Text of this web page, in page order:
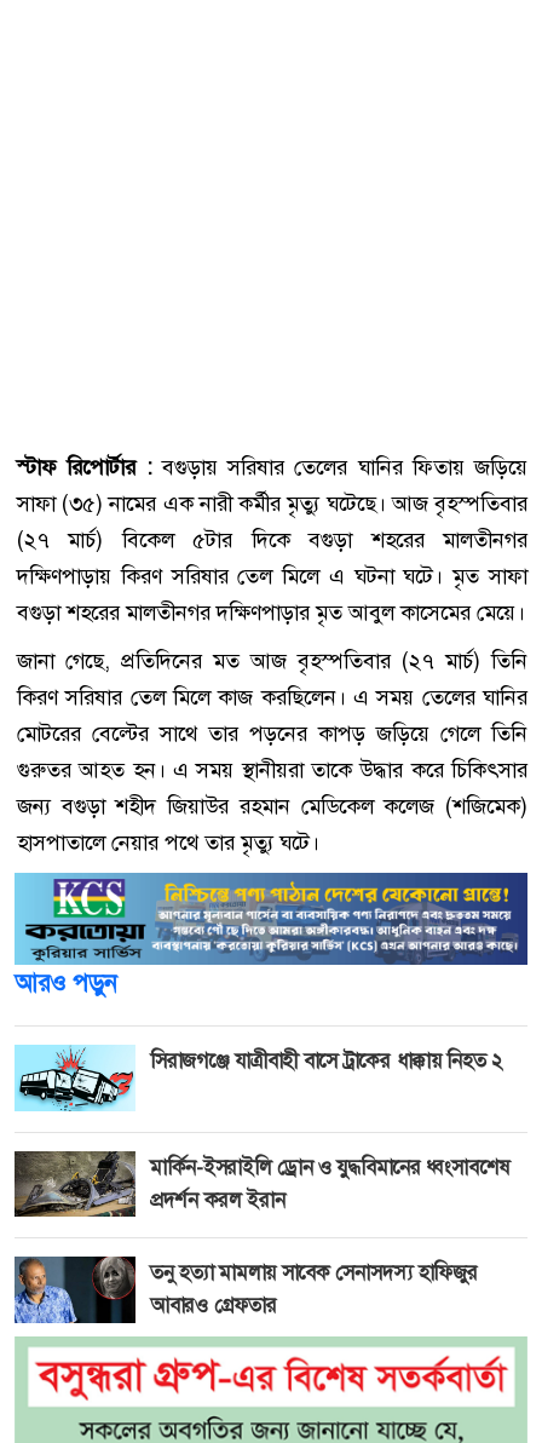
স্টাফ রিপোর্টার :বগুড়ায় সরিষার তেলের ঘানির ফিতায় জড়িয়ে
সাফা (৩৫) নামের এক নারী কর্মীর মৃত্যু ঘটেছে। আজ বৃহস্পতিবার
(২৭ মার্চ) বিকেল ৫টার দিকে বগুড়া শহরের মালতীনগর
দক্ষিণপাড়ায় কিরণ সরিষার তেল মিলে এ ঘটনা ঘটে। মৃত সাফা
বগুড়া শহরের মালতীনগর দক্ষিণপাড়ার মৃত আবুল কাসেমের মেয়ে।
জানা গেছে, প্রতিদিনের মত আজ বৃহস্পতিবার (২৭ মার্চ) তিনি
কিরণ সরিষার তেল মিলে কাজ করছিলেন। এ সময় তেলের ঘানির
মোটরের বেল্টের সাথে তার পড়নের কাপড় জড়িয়ে গেলে তিনি
গুরুতর আহত হন। এ সময় স্থানীয়রা তাকে উদ্ধার করে চিকিৎসার
জন্য বগুড়া শহীদ জিয়াউর রহমান মেডিকেল কলেজ (শজিমেক)
হাসপাতালে নেয়ার পথে তার মৃত্যু ঘটে।
আরও পড়ুন
সিরাজগঞ্জে যাত্রীবাহী বাসে ট্রাকের ধাক্কায় নিহত ২
মার্কিন-ইসরাইলি ড্রোন ও যুদ্ধবিমানের ধ্বংসাবশেষ
প্রদর্শন করল ইরান
তনু হত্যা মামলায় সাবেক সেনাসদস্য হাফিজুর
আবারও গ্রেফতার